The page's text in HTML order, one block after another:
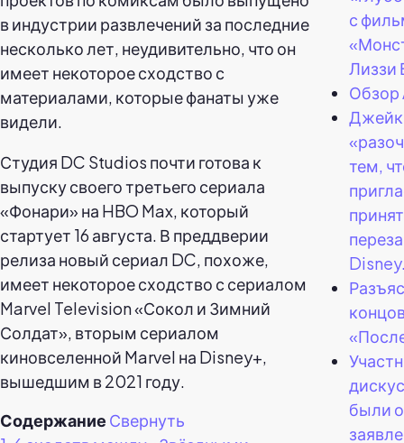
в индустрии развлечений за последние
несколько лет, неудивительно, что он
имеет некоторое сходство с
материалами, которые фанаты уже
видели.
Студия DC Studios почти готова к
выпуску своего третьего сериала
«Фонари» на HBO Max, который
стартует 16 августа. В преддверии
релиза новый сериал DC, похоже,
имеет некоторое сходство с сериалом
Marvel Television «Сокол и Зимний
Солдат», вторым сериалом
киновселенной Marvel на Disney+,
вышедшим в 2021 году.
Содержание Свернуть
с
Лиззи
Обзор
Джейк
тем,
были